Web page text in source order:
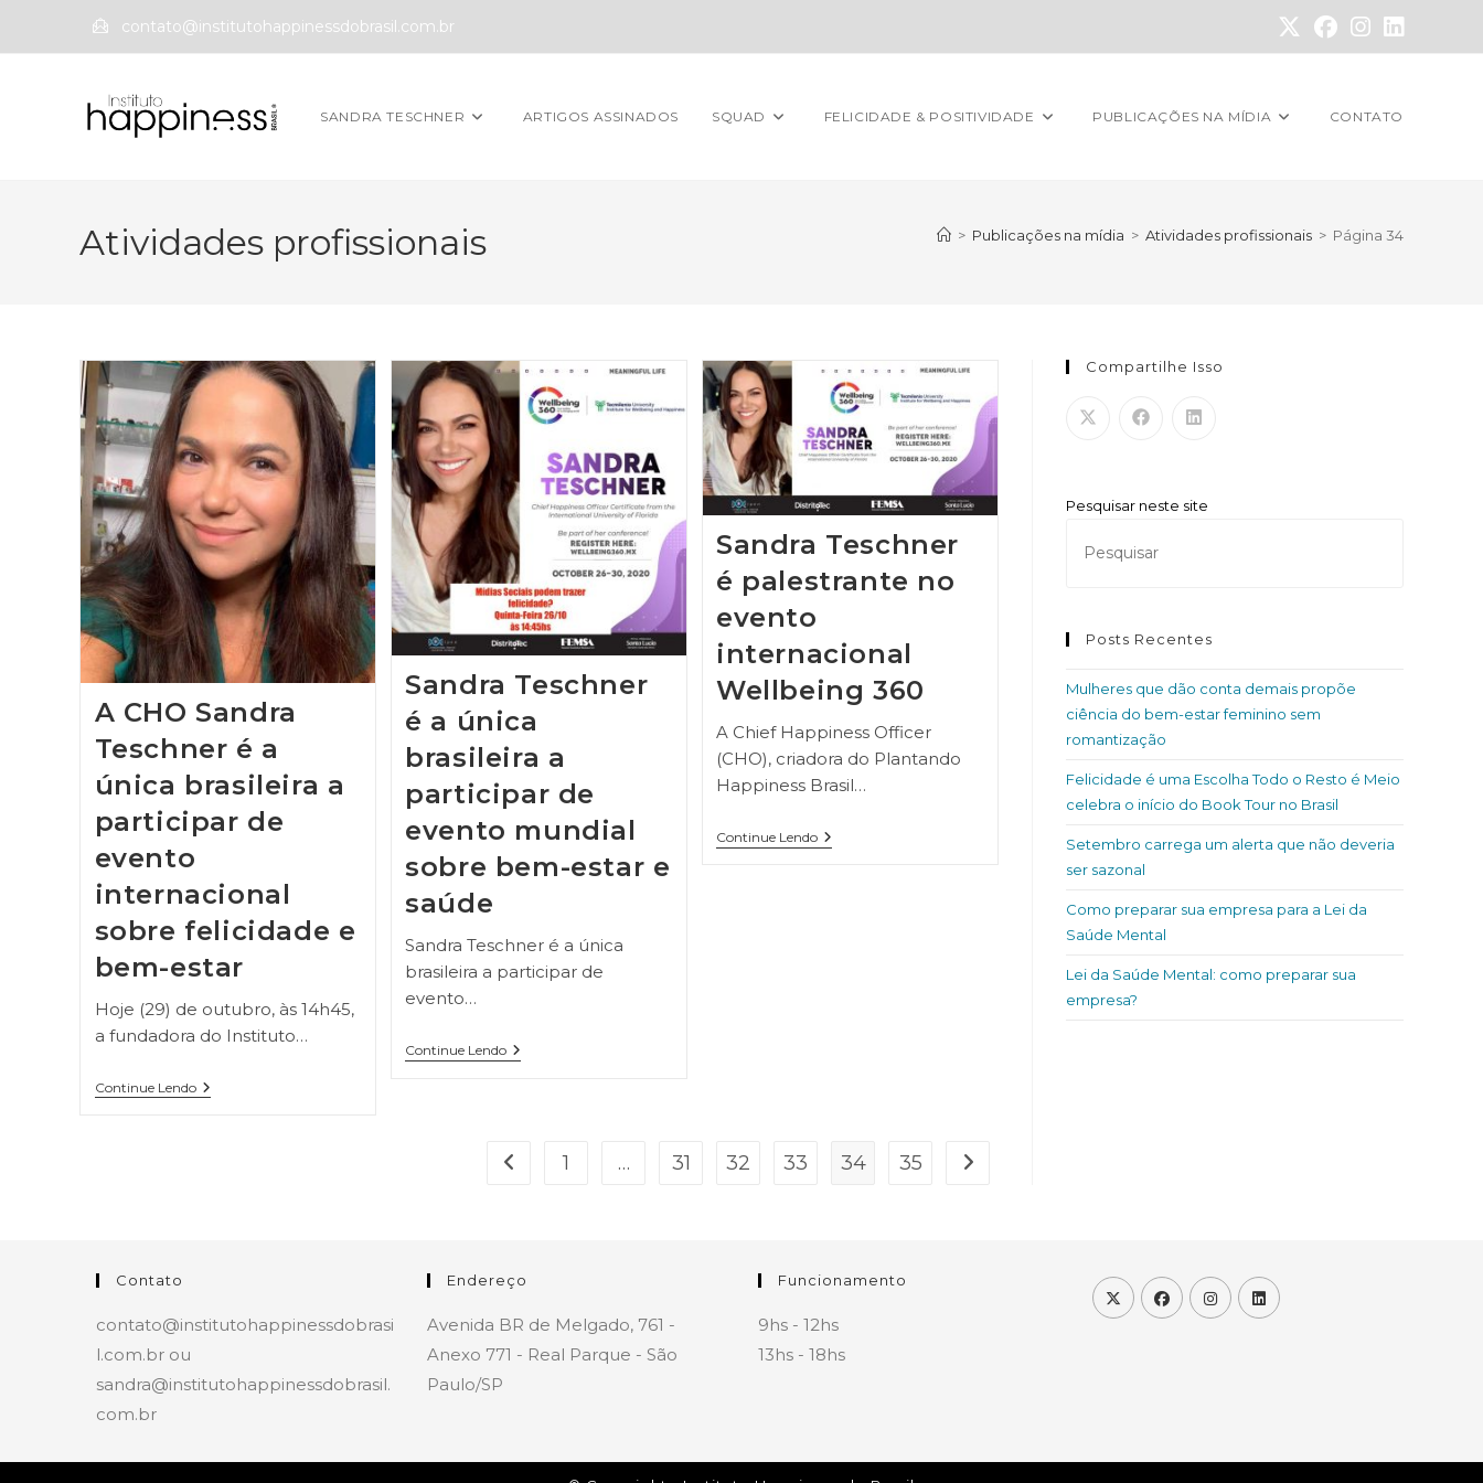
contato@institutohappinessdobrasil.com.br
SANDRA TESCHNER ARTIGOS ASSINADOS SQUAD FELICIDADE & POSITIVIDADE PUBLICAÇÕES NA MÍDIA CONTATO
Atividades profissionais > Publicações na mídia > Atividades profissionais > Página 34
A CHO Sandra
Teschner é a
única brasileira a
participar de
evento
internacional
sobre felicidade e
bem-estar
Hoje (29) de outubro, às 14h45,
a fundadora do Instituto…
Continue Lendo
Sandra Teschner
é a única
brasileira a
participar de
evento mundial
sobre bem-estar e
saúde
Sandra Teschner é a única
brasileira a participar de
evento…
Continue Lendo
Sandra Teschner
é palestrante no
evento
internacional
Wellbeing 360
A Chief Happiness Officer
(CHO), criadora do Plantando
Happiness Brasil…
Continue Lendo
1 … 31 32 33 34 35
Compartilhe Isso
Pesquisar neste site
Posts Recentes
Mulheres que dão conta demais propõe
ciência do bem-estar feminino sem
romantização
Felicidade é uma Escolha Todo o Resto é Meio
celebra o início do Book Tour no Brasil
Setembro carrega um alerta que não deveria
ser sazonal
Como preparar sua empresa para a Lei da
Saúde Mental
Lei da Saúde Mental: como preparar sua
empresa?
Contato
contato@institutohappinessdobrasi
l.com.br ou
sandra@institutohappinessdobrasil.
com.br
Endereço
Avenida BR de Melgado, 761 -
Anexo 771 - Real Parque - São
Paulo/SP
Funcionamento
9hs - 12hs
13hs - 18hs